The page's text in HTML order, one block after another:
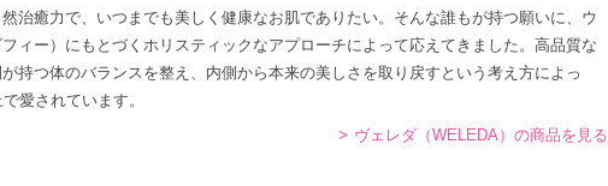
治癒力で、いつまでも美しく健康なお肌でありたい。そんな誰もが持つ願いに、ウ
ィー）にもとづくホリスティックなアプローチによって応えてきました。高品質な
持つ体のバランスを整え、内側から本来の美しさを取り戻すという考え方によっ
愛されています。
ヴェレダ（WELEDA）の商品を見る